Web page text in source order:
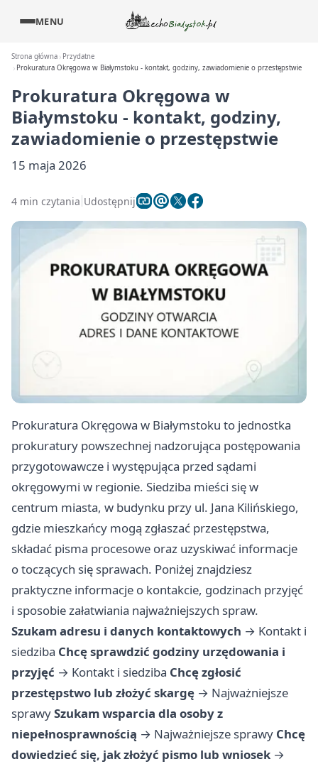
MENU
Strona główna
Przydatne
Prokuratura Okręgowa w Białymstoku - kontakt, godziny, zawiadomienie o przestępstwie
Prokuratura Okręgowa w
Białymstoku - kontakt, godziny,
zawiadomienie o przestępstwie
15 maja 2026
4 min czytania Udostępnij
Prokuratura Okręgowa w Białymstoku to jednostka
prokuratury powszechnej nadzorująca postępowania
przygotowawcze i występująca przed sądami
okręgowymi w regionie. Siedziba mieści się w
centrum miasta, w budynku przy ul. Jana Kilińskiego,
gdzie mieszkańcy mogą zgłaszać przestępstwa,
składać pisma procesowe oraz uzyskiwać informacje
o toczących się sprawach. Poniżej znajdziesz
praktyczne informacje o kontakcie, godzinach przyjęć
i sposobie załatwiania najważniejszych spraw.
Szukam adresu i danych kontaktowych → Kontakt i
siedziba Chcę sprawdzić godziny urzędowania i
przyjęć → Kontakt i siedziba Chcę zgłosić
przestępstwo lub złożyć skargę → Najważniejsze
sprawySzukam wsparcia dla osoby z
niepełnosprawnością → Najważniejsze sprawy Chcę
dowiedzieć się, jak złożyć pismo lub wniosek →